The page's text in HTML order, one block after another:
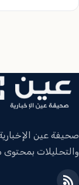
صحيفة عين
والتحليلات بمحتوى